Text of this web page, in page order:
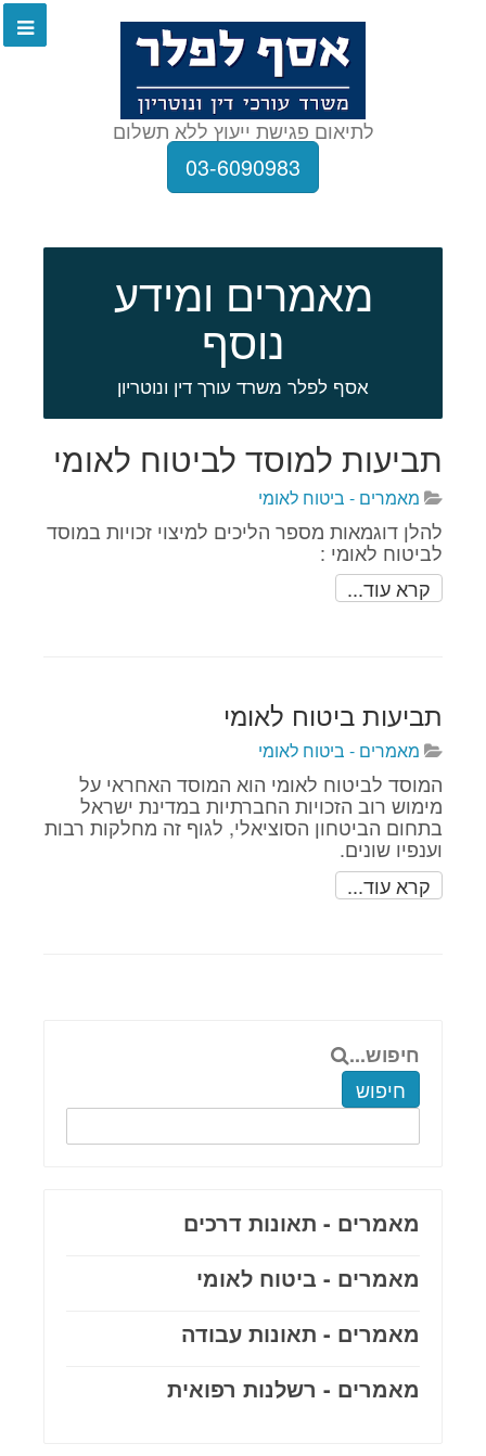
לתיאום פגישת ייעוץ ללא תשלום
03-6090983
מאמרים ומידע
נוסף
אסף לפלר משרד עורך דין ונוטריון
תביעות למוסד לביטוח לאומי
מאמרים - ביטוח לאומי
להלן דוגמאות מספר הליכים למיצוי זכויות במוסד
לביטוח לאומי :
קרא עוד...
תביעות ביטוח לאומי
מאמרים - ביטוח לאומי
המוסד לביטוח לאומי הוא המוסד האחראי על
מימוש רוב הזכויות החברתיות במדינת ישראל
בתחום הביטחון הסוציאלי, לגוף זה מחלקות רבות
וענפיו שונים.
קרא עוד...
חיפוש...
חיפוש
מאמרים - תאונות דרכים
מאמרים - ביטוח לאומי
מאמרים - תאונות עבודה
מאמרים - רשלנות רפואית